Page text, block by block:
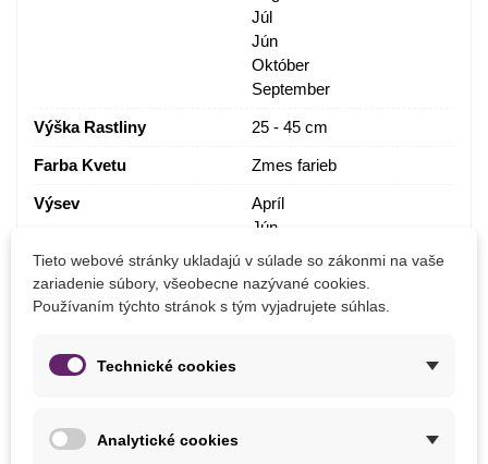
Júl
Jún
Október
September
Výška Rastliny 25 - 45 cm
Farba Kvetu Zmes farieb
Výsev
Apríl
Jún
Máj
Stanovište Slnečné
Trávna Zmes
Pestovanie
Tieto webové stránky ukladajú v súlade so zákonmi na vaše
zariadenie súbory, všeobecne nazývané cookies.
Používaním týchto stránok s tým vyjadrujete súhlas.
Technické cookies
Analytické cookies